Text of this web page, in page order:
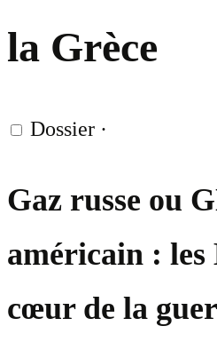
la Grèce
Dossier ·
Gaz russe ou
américain : les
cœur de la